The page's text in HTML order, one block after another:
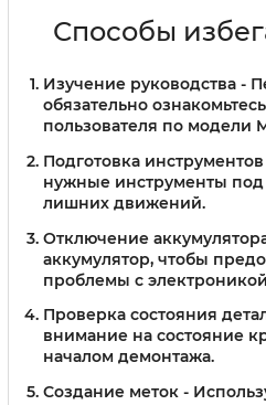
Способы
Изучение руководства -
обязательно
пользователя по модели
Подготовка инструментов
нужные инструменты под
лишних движений.
Отключение
аккумулятор, чтобы
проблемы с
Проверка состояния
внимание на состояние
началом демонтажа.
Создание меток -